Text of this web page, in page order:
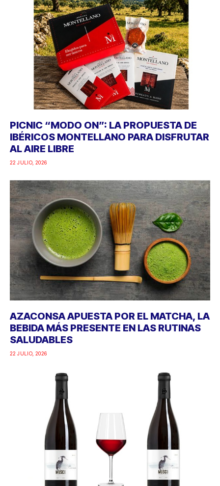
PICNIC “MODO ON”: LA PROPUESTA DE
IBÉRICOS MONTELLANO PARA DISFRUTAR
AL AIRE LIBRE
22 JULIO, 2026
AZACONSA APUESTA POR EL MATCHA, LA
BEBIDA MÁS PRESENTE EN LAS RUTINAS
SALUDABLES
22 JULIO, 2026